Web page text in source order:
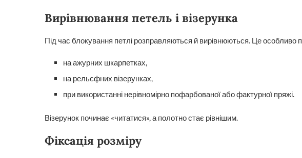
Вирівнювання петель і візерунка
Під час блокування петлі розправляються й вирівнюються. Це особливо
на ажурних шкарпетках,
на рельєфних візерунках,
при використанні нерівномірно пофарбованої або фактурної пряжі.
Візерунок починає «читатися», а полотно стає рівнішим.
Фіксація розміру